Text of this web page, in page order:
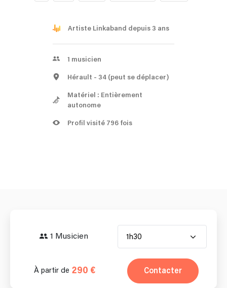
Artiste Linkaband depuis 3 ans
1 musicien
Hérault - 34 (peut se déplacer)
Matériel : Entièrement
autonome
Profil visité 796 fois
1 Musicien 1h30
À partir de 290 € Contacter